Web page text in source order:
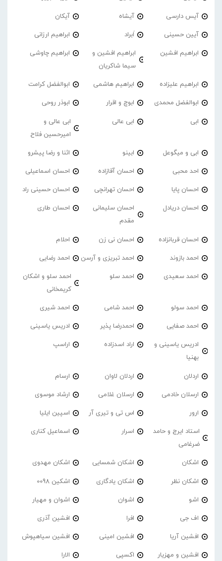
آیس دارسی آیشاه آیکان
آیین حسینی اَبراد ابراهیم ارزانی
ابراهیم افشین
ابراهیم افشین و
سیما شاکریان
ابراهیم چاوشی
ابراهیم علیزاده ابراهیم هاشمی ابوالفضل کرامت
ابوالفضل محمدی ابوچ و اقرار ابوذر روحی
ابی ابی عالی
ابی عالی و
امیرحسین فلاح
ابی و میگوعل ابینو اثنا و رضا پیشرو
احد محبی احسان آقازاده احسان اسماعیلی
احسان پایا احسان تهرانچی احسان حسینی راد
احسان دریادل
احسان سلیمانی
مقدم
احسان طاری
احسان قربانزاده احسان نی زن احلام
احمد بازوند احمد تبریزی و آرسن احمد‌ رضایی
احمد سعیدی احمد سلو
احمد سلو و اشکان
کریمخانی
احمد سولو احمد شامی احمد شیری
احمد صفایی احمدرضا پذیر ادریس یاسینی
ادریس یاسینی و
بهنیا
اراد اسدزاده اراسپ
اردلان اردلان لاوان ارسام
ارسلان خادمی ارسلان غلامی ارشاد موسوی
ارور اس تی و تیری آر اسپین ایلیا
استاد ایرج و حامد
ضرغامی
اسرار اسماعیل کناری
اشکان اشکان شمسایی اشکان مهدوی
اشکان نظر اشکان یادگاری اشکین 0098
اشو اشوان اشوان و مهیار
اف جی افرا افشین آذری
افشین آریا افشین امینی افشین سیاهپوش
افشین و مهزیار اکسپی الارا